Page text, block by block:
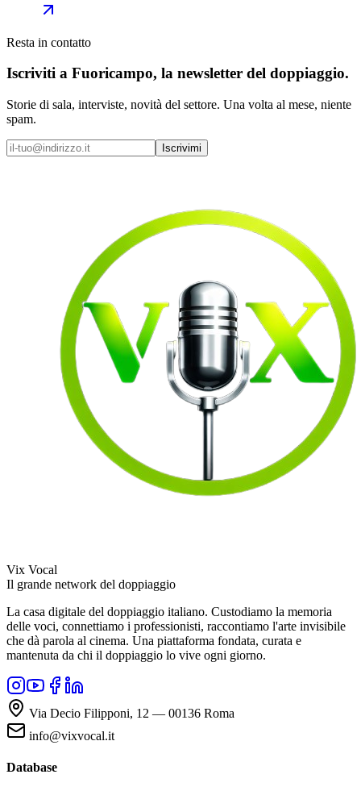
Resta in contatto
Iscriviti a Fuoricampo, la newsletter del doppiaggio.
Storie di sala, interviste, novità del settore. Una volta al mese, niente
spam.
Iscrivimi
Vix Vocal
Il grande network del doppiaggio
La casa digitale del doppiaggio italiano. Custodiamo la memoria
delle voci, connettiamo i professionisti, raccontiamo l'arte invisibile
che dà parola al cinema. Una piattaforma fondata, curata e
mantenuta da chi il doppiaggio lo vive ogni giorno.
Via Decio Filipponi, 12 — 00136 Roma
info@vixvocal.it
Database